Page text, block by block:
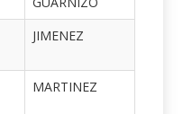
JIMENEZ
MARTINEZ